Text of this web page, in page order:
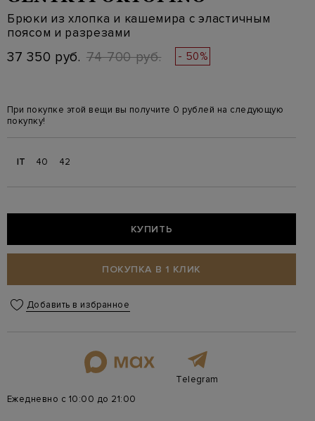
Брюки из хлопка и кашемира с эластичным
поясом и разрезами
37 350 руб. 74 700 руб. - 50%
При покупке этой вещи вы получите 0 рублей на следующую
покупку!
IT 40 42
КУПИТЬ
ПОКУПКА В 1 КЛИК
Добавить в избранное
Telegram
Ежедневно с 10:00 до 21:00